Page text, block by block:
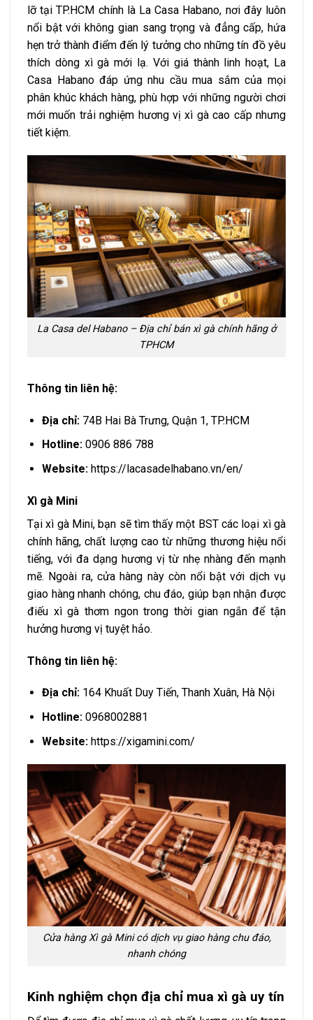
lỡ tại TP.HCM chính là La Casa Habano, nơi đây luôn
nổi bật với không gian sang trọng và đẳng cấp, hứa
hẹn trở thành điểm đến lý tưởng cho những tín đồ yêu
thích dòng xì gà mới lạ. Với giá thành linh hoạt, La
Casa Habano đáp ứng nhu cầu mua sắm của mọi
phân khúc khách hàng, phù hợp với những người chơi
mới muốn trải nghiệm hương vị xì gà cao cấp nhưng
tiết kiệm.
La Casa del Habano – Địa chỉ bán xì gà chính hãng ở
TPHCM
Thông tin liên hệ:
Địa chỉ:74B Hai Bà Trưng, Quận 1, TP.HCM
Hotline:0906 886 788
Website: https://lacasadelhabano.vn/en/
Xì gà Mini
Tại xì gà Mini, bạn sẽ tìm thấy một BST các loại xì gà
chính hãng, chất lượng cao từ những thương hiệu nổi
tiếng, với đa dạng hương vị từ nhẹ nhàng đến mạnh
mẽ. Ngoài ra, cửa hàng này còn nổi bật với dịch vụ
giao hàng nhanh chóng, chu đáo, giúp bạn nhận được
điếu xì gà thơm ngon trong thời gian ngắn để tận
hưởng hương vị tuyệt hảo.
Thông tin liên hệ:
Địa chỉ:164 Khuất Duy Tiến, Thanh Xuân, Hà Nội
Hotline:0968002881
Website: https://xigamini.com/
Cửa hàng Xì gà Mini có dịch vụ giao hàng chu đáo,
nhanh chóng
Kinh nghiệm chọn địa chỉ mua xì gà uy tín